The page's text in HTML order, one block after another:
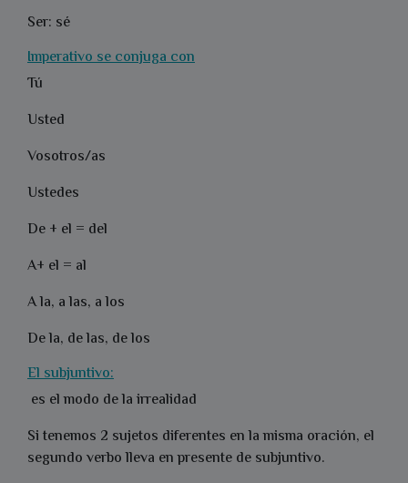
Ser: sé
Imperativo se conjuga con
Tú
Usted
Vosotros/as
Ustedes
De + el = del
A+ el = al
A la, a las, a los
De la, de las, de los
El subjuntivo:
es el modo de la irrealidad
Si tenemos 2 sujetos diferentes en la misma oración, el
segundo verbo lleva en presente de subjuntivo.